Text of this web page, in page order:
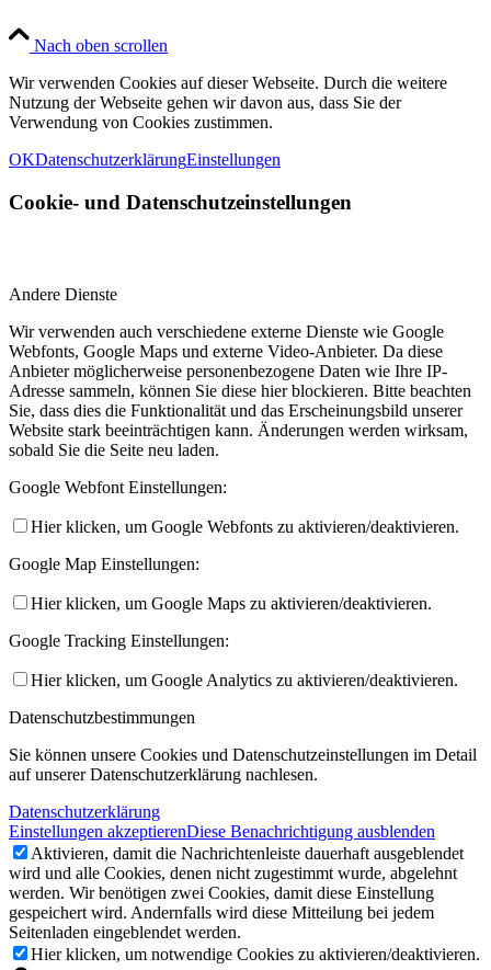
Nach oben scrollen
Wir verwenden Cookies auf dieser Webseite. Durch die weitere
Nutzung der Webseite gehen wir davon aus, dass Sie der
Verwendung von Cookies zustimmen.
OKDatenschutzerklärungEinstellungen
Cookie- und Datenschutzeinstellungen
Andere Dienste
Wir verwenden auch verschiedene externe Dienste wie Google
Webfonts, Google Maps und externe Video-Anbieter. Da diese
Anbieter möglicherweise personenbezogene Daten wie Ihre IP-
Adresse sammeln, können Sie diese hier blockieren. Bitte beachten
Sie, dass dies die Funktionalität und das Erscheinungsbild unserer
Website stark beeinträchtigen kann. Änderungen werden wirksam,
sobald Sie die Seite neu laden.
Google Webfont Einstellungen:
Hier klicken, um Google Webfonts zu aktivieren/deaktivieren.
Google Map Einstellungen:
Hier klicken, um Google Maps zu aktivieren/deaktivieren.
Google Tracking Einstellungen:
Hier klicken, um Google Analytics zu aktivieren/deaktivieren.
Datenschutzbestimmungen
Sie können unsere Cookies und Datenschutzeinstellungen im Detail
auf unserer Datenschutzerklärung nachlesen.
Datenschutzerklärung
Einstellungen akzeptierenDiese Benachrichtigung ausblenden
Aktivieren, damit die Nachrichtenleiste dauerhaft ausgeblendet
wird und alle Cookies, denen nicht zugestimmt wurde, abgelehnt
werden. Wir benötigen zwei Cookies, damit diese Einstellung
gespeichert wird. Andernfalls wird diese Mitteilung bei jedem
Seitenladen eingeblendet werden.
Hier klicken, um notwendige Cookies zu aktivieren/deaktivieren.